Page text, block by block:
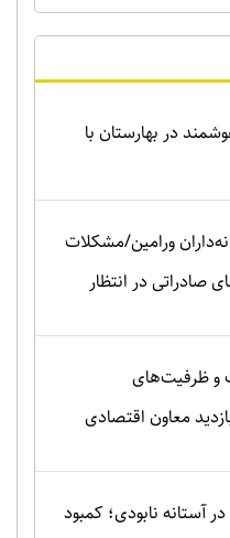
در بهارستان با
ورامین/مشکلات
صادراتی در انتظار
و ظرفیت‌های
معاون اقتصادی
آستانه نابودی؛ کمبود